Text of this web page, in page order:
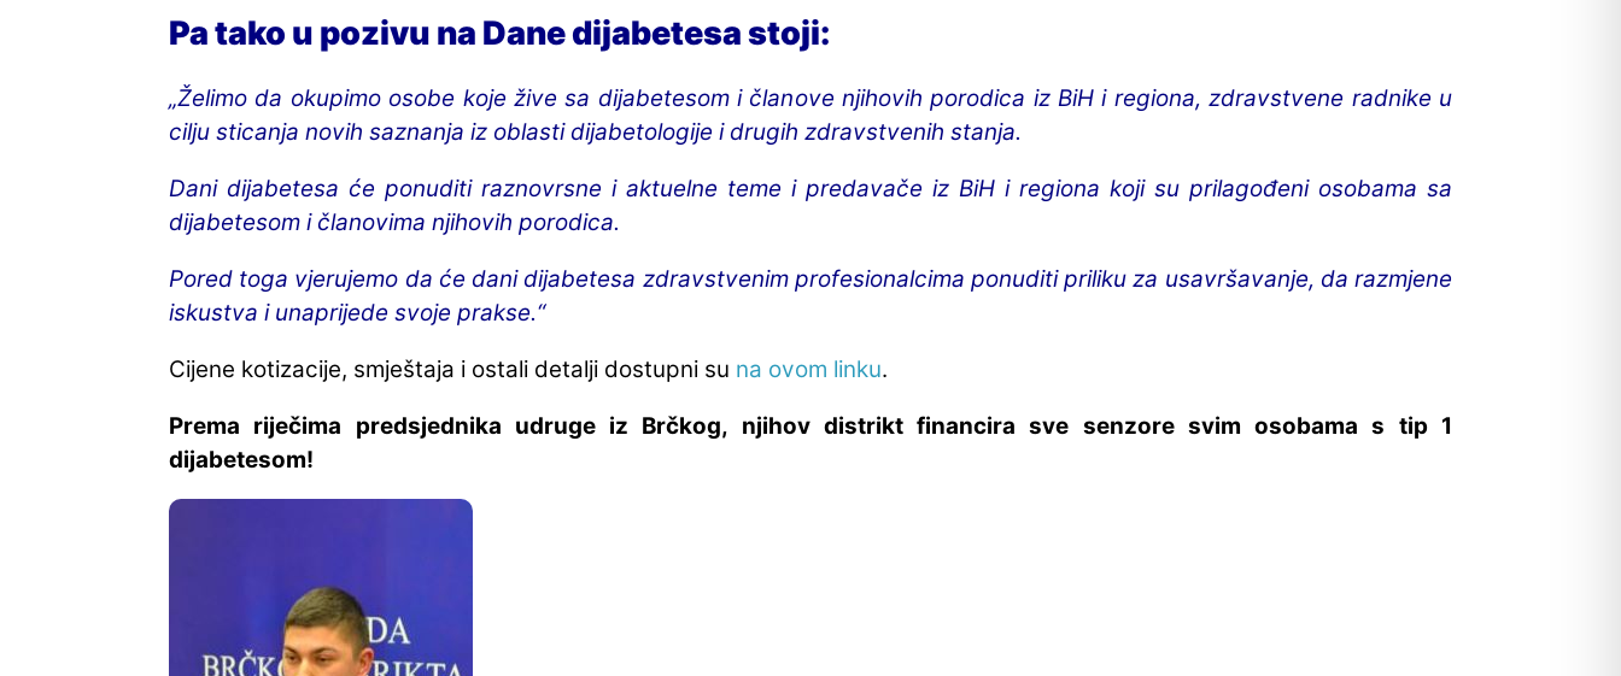
Pa tako u pozivu na Dane dijabetesa stoji:
„Želimo da okupimo osobe koje žive sa dijabetesom i članove njihovih porodica iz BiH i regiona, zdravstvene radnike u
cilju sticanja novih saznanja iz oblasti dijabetologije i drugih zdravstvenih stanja.
Dani dijabetesa će ponuditi raznovrsne i aktuelne teme i predavače iz BiH i regiona koji su prilagođeni osobama sa
dijabetesom i članovima njihovih porodica.
Pored toga vjerujemo da će dani dijabetesa zdravstvenim profesionalcima ponuditi priliku za usavršavanje, da razmjene
iskustva i unaprijede svoje prakse.“
Cijene kotizacije, smještaja i ostali detalji dostupni su na ovom linku.
Prema riječima predsjednika udruge iz Brčkog, njihov distrikt financira sve senzore svim osobama s tip 1
dijabetesom!